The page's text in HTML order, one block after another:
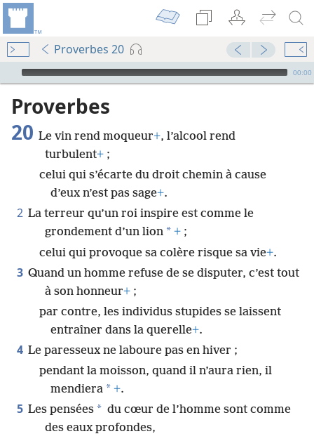
Proverbes 20
Audio Player
00:00
Proverbes
20 Le vin rend moqueur+, l’alcool rend
turbulent+ ;
celui qui s’écarte du droit chemin à cause
d’eux n’est pas sage+.
2 La terreur qu’un roi inspire est comme le
grondement d’un lion * + ;
celui qui provoque sa colère risque sa vie+.
3 Quand un homme refuse de se disputer, c’est tout
à son honneur+ ;
par contre, les individus stupides se laissent
entraîner dans la querelle+.
4 Le paresseux ne laboure pas en hiver ;
pendant la moisson, quand il n’aura rien, il
mendiera * +.
5 Les pensées * du cœur de l’homme sont comme
des eaux profondes,